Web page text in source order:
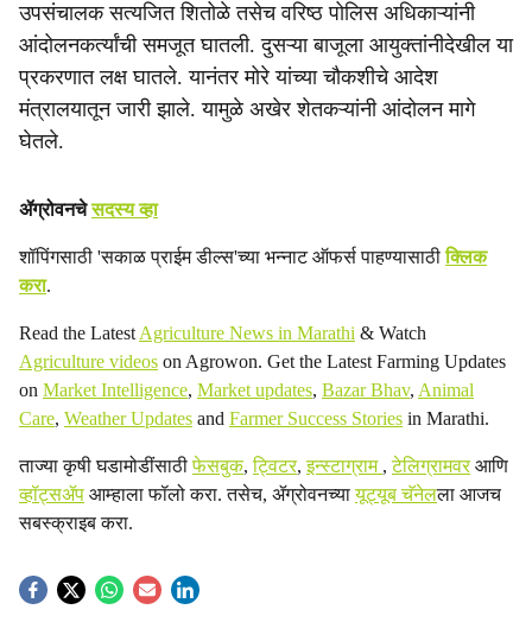
उपसंचालक सत्यजित शितोळे तसेच वरिष्ठ पोलिस अधिकाऱ्यांनी
आंदोलनकर्त्यांची समजूत घातली. दुसऱ्या बाजूला आयुक्तांनीदेखील या
प्रकरणात लक्ष घातले. यानंतर मोरे यांच्या चौकशीचे आदेश
मंत्रालयातून जारी झाले. यामुळे अखेर शेतकऱ्यांनी आंदोलन मागे
घेतले.
ॲग्रोवनचेसदस्य व्हा
शॉपिंगसाठी 'सकाळ प्राईम डील्स'च्या भन्नाट ऑफर्स पाहण्यासाठीक्लिक
करा.
Read the Latest Agriculture News in Marathi & Watch
Agriculture videos on Agrowon. Get the Latest Farming Updates
on Market Intelligence, Market updates, Bazar Bhav, Animal
Care, Weather Updates and Farmer Success Stories in Marathi.
ताज्या कृषी घडामोडींसाठीफेसबुक,ट्विटर,इन्स्टाग्राम ,टेलिग्रामवरआणि
व्हॉट्सॲप आम्हाला फॉलो करा. तसेच, ॲग्रोवनच्यायूट्यूब चॅनेलला आजच
सबस्क्राइब करा.